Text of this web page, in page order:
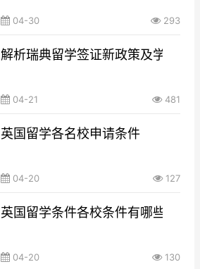
04-30 293
解析瑞典留学签证新政策及学签申
04-21 481
英国留学各名校申请条件
04-20 127
英国留学条件各校条件有哪些不同
04-20 130